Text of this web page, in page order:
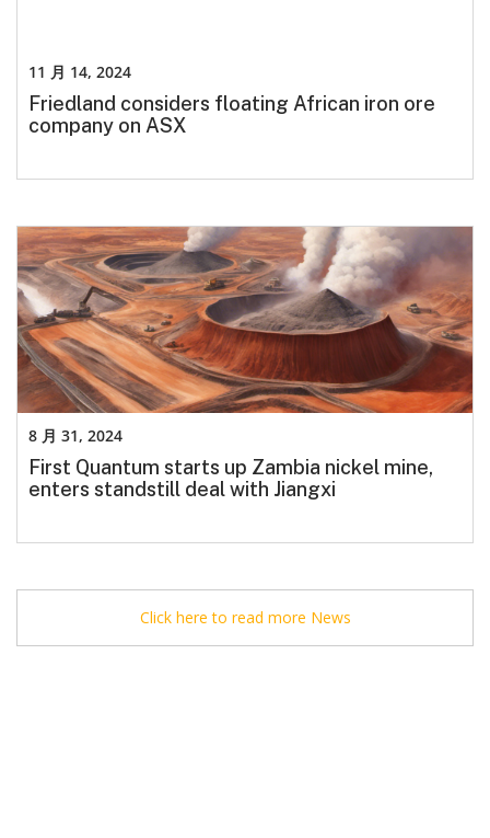
Friedland considers floating African iron ore
company on ASX
11 月 14, 2024
First Quantum starts up Zambia nickel mine,
enters standstill deal with Jiangxi
8 月 31, 2024
Click here to read more News